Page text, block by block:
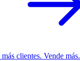
clientes. Vende más.